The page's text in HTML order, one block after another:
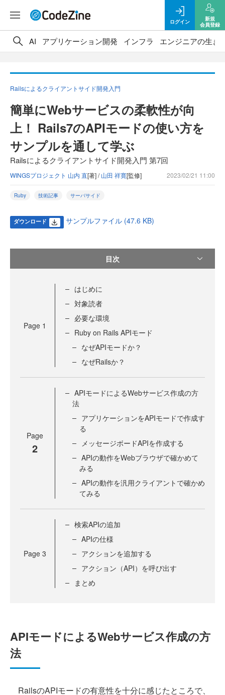
ログイン
新規
会員登録
AI アプリケーション開発 インフラ エンジニアの生き
Railsによるクライアントサイド開発入門
簡単にWebサービスの柔軟性が向
上！ Rails7のAPIモードの使い方を
サンプルを通して学ぶ
Railsによるクライアントサイド開発入門 第7回
WINGSプロジェクト 山内 直[著] /山田 祥寛[監修] 2023/02/21 11:00
Ruby 技術記事 サーバサイド
ダウンロード サンプルファイル (47.6 KB)
目次
Page 1
はじめに
対象読者
必要な環境
Ruby on Rails APIモード
なぜAPIモードか？
なぜRailsか？
Page
2
APIモードによるWebサービス作成の方
法
アプリケーションをAPIモードで作成す
る
メッセージボードAPIを作成する
APIの動作をWebブラウザで確かめて
みる
APIの動作を汎用クライアントで確かめ
てみる
Page 3
検索APIの追加
APIの仕様
アクションを追加する
アクション（API）を呼び出す
まとめ
APIモードによるWebサービス作成の方
法
RailsのAPIモードの有意性を十分に感じたところで、